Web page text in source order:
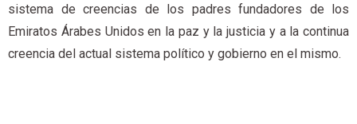
sistema de creencias de los padres fundadores de los
Emiratos Árabes Unidos en la paz y la justicia y a la continua
creencia del actual sistema político y gobierno en el mismo.